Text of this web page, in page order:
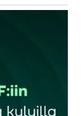
kirjautua